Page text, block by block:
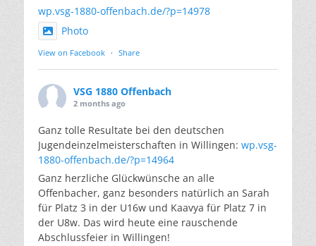
wp.vsg-1880-offenbach.de/?p=14978
Photo
View on Facebook · Share
VSG 1880 Offenbach
2 months ago
Ganz tolle Resultate bei den deutschen
Jugendeinzelmeisterschaften in Willingen: wp.vsg-
1880-offenbach.de/?p=14964
Ganz herzliche Glückwünsche an alle
Offenbacher, ganz besonders natürlich an Sarah
für Platz 3 in der U16w und Kaavya für Platz 7 in
der U8w. Das wird heute eine rauschende
Abschlussfeier in Willingen!